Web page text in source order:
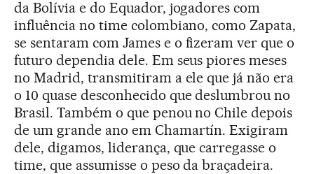
da Bolívia e do Equador, jogadores com
influência no time colombiano, como Zapata,
se sentaram com James e o fizeram ver que o
futuro dependia dele. Em seus piores meses
no Madrid, transmitiram a ele que já não era
o 10 quase desconhecido que deslumbrou no
Brasil. Também o que penou no Chile depois
de um grande ano em Chamartín. Exigiram
dele, digamos, liderança, que carregasse o
time, que assumisse o peso da braçadeira.